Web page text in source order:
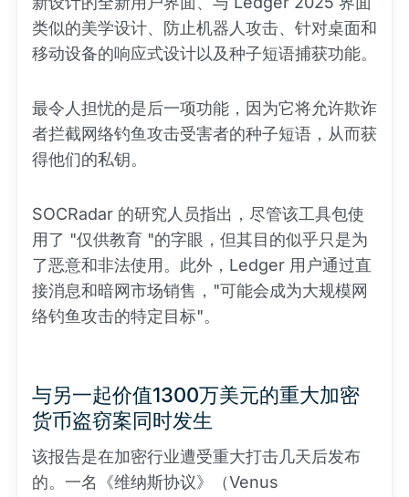
类似的美学设计、防止机器人攻击、针对桌面和
移动设备的响应式设计以及种子短语捕获功能。
最令人担忧的是后一项功能，因为它将允许欺诈
者拦截网络钓鱼攻击受害者的种子短语，从而获
得他们的私钥。
SOCRadar 的研究人员指出，尽管该工具包使
用了 "仅供教育 "的字眼，但其目的似乎只是为
了恶意和非法使用。此外，Ledger 用户通过直
接消息和暗网市场销售，"可能会成为大规模网
络钓鱼攻击的特定目标"。
与另一起价值1300万美元的重大加密
货币盗窃案同时发生
该报告是在加密行业遭受重大打击几天后发布
的。一名《维纳斯协议》（Venus